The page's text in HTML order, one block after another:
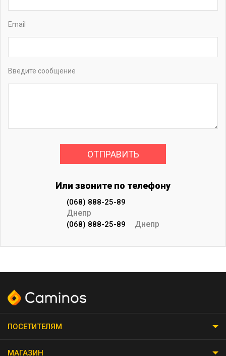
Email
Введите сообщение
Или звоните по телефону
(068) 888-25-89
Днепр
(068) 888-25-89 Днепр
ПОСЕТИТЕЛЯМ
МАГАЗИН